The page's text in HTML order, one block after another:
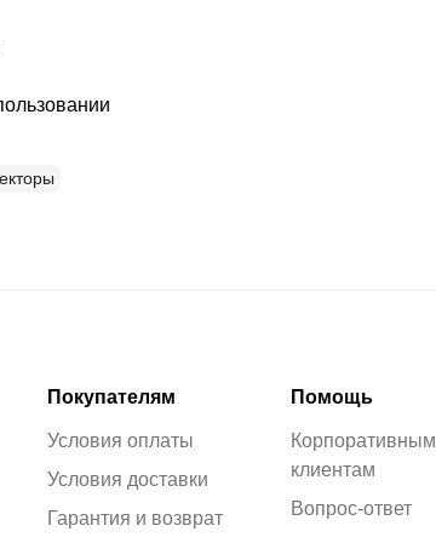
Покупателям
Условия оплаты
Условия доставки
Гарантия и возврат
Помощь
Корпоративным
клиентам
Вопрос-ответ